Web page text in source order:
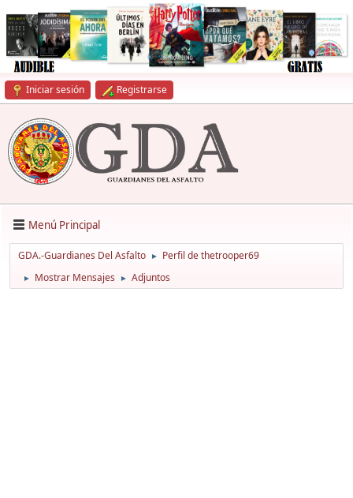
Iniciar sesión Registrarse
Menú Principal
GDA.-Guardianes Del Asfalto ► Perfil de thetrooper69
► Mostrar Mensajes ► Adjuntos